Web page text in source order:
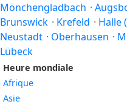
Mönchengladbach ·
Brunswick · Krefeld · Halle
Neustadt · Oberhausen ·
Lübeck
Heure mondiale
Afrique
Asie